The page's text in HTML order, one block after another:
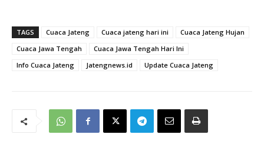
TAGS Cuaca Jateng Cuaca jateng hari ini
Cuaca Jateng Hujan
Cuaca Jawa Tengah
Cuaca Jawa Tengah Hari Ini
Info Cuaca Jateng
Jatengnews.id Update Cuaca Jateng